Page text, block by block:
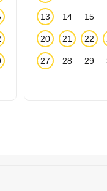
13 14 15
20 21 22
27 28 29